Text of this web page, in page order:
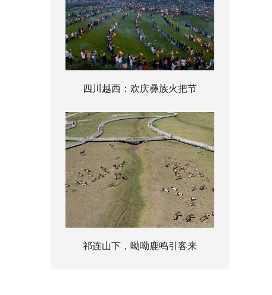
四川越西：欢庆彝族火把节
祁连山下，呦呦鹿鸣引客来